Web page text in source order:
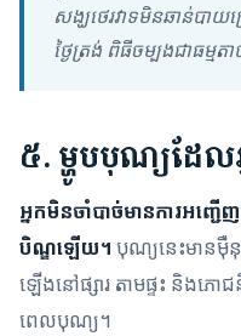
សង្ឃថេរវាទមិនឆាន់បា
ថ្ងៃត្រង់ ពិធីចម្បងជាធម្ម
៥. ម្ហូបបុណ្យដែល
អ្នកមិនចាំបាច់មានការអញ្ជ
បិណ្ឌឡើយ។ បុណ្យនេះមានម៉ឺ
ឡើងនៅផ្សារ តាមផ្ទះ និងភ
ពេលបុណ្យ។